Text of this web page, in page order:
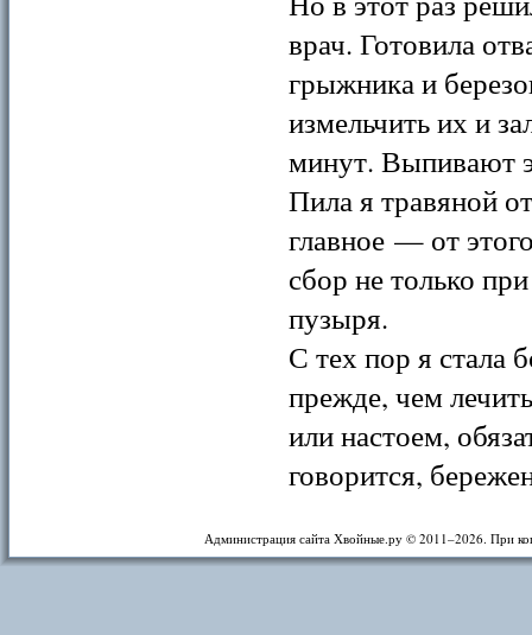
врач. Готовила
грыжника и
измельчить их и
минут. Выпивают
Пила я травяной
главное — от
сбор не только
пузыря.
С тех пор я стала
прежде, чем
или настоем,
говорится,
Администрация сайта Хвойные.ру © 2011–2026. При